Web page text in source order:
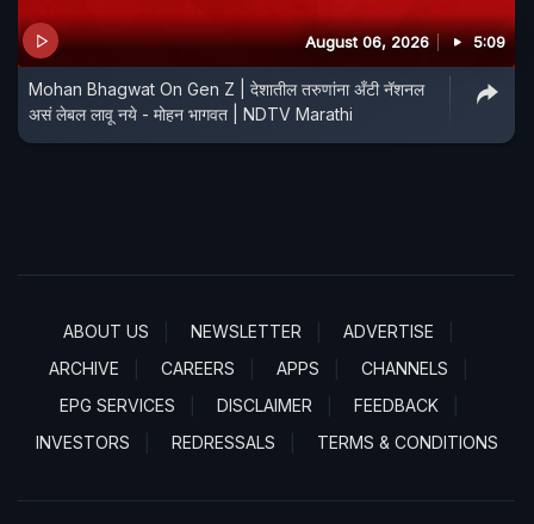
August 06, 2026 5:09
Mohan Bhagwat On Gen Z | देशातील तरुणांना अँटी नॅशनल
असं लेबल लावू नये - मोहन भागवत | NDTV Marathi
ABOUT US NEWSLETTER
ADVERTISE
ARCHIVE
CAREERS APPS
CHANNELS
EPG SERVICES
DISCLAIMER
FEEDBACK
INVESTORS
REDRESSALS TERMS & CONDITIONS